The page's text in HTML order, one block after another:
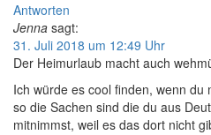
Antworten
Jenna sagt:
31. Juli 2018 um 12:49 Uhr
Der Heimurlaub macht auch
Ich würde es cool finden, wenn du
so die Sachen sind die du aus
mitnimmst, weil es das dort nicht